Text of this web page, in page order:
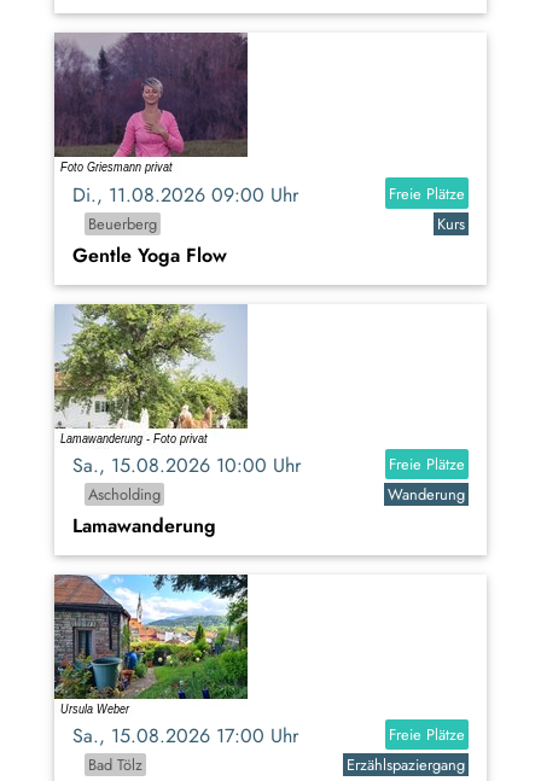
Di., 11.08.2026 09:00 Uhr
Freie Plätze
Beuerberg
Kurs
Gentle Yoga Flow
Sa., 15.08.2026 10:00 Uhr
Freie Plätze
Ascholding
Wanderung
Lamawanderung
Sa., 15.08.2026 17:00 Uhr
Freie Plätze
Bad Tölz
Erzählspaziergang